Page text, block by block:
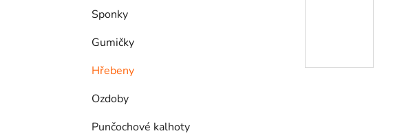
Sponky
Gumičky
Hřebeny
Ozdoby
Punčochové kalhoty